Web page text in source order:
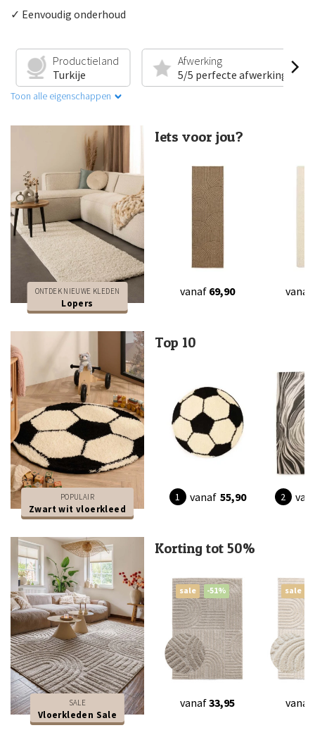
✓ Eenvoudig onderhoud
Productieland
Turkije
Afwerking
5/5 perfecte afwerking
Toon alle eigenschappen
ONTDEK NIEUWE KLEDEN
Lopers
Iets voor jou?
vanaf 69,90 vanaf
POPULAIR
Zwart wit vloerkleed
Top 10
vanaf 55,90
SALE
Vloerkleden Sale
Korting tot 50%
sale -51%
vanaf33,95
sale
vanaf